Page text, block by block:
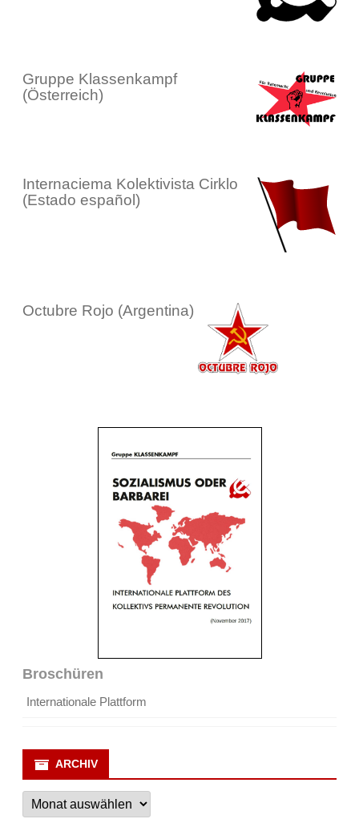
Gruppe Klassenkampf
(Österreich)
Internaciema Kolektivista Cirklo
(Estado español)
Octubre Rojo (Argentina)
Broschüren
Internationale Plattform
ARCHIV
Archiv